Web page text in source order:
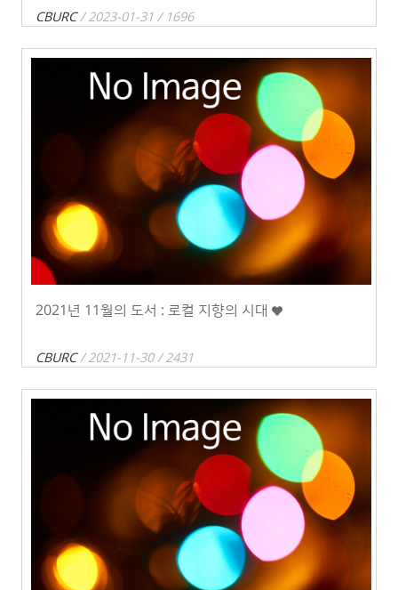
CBURC/ 2023-01-31 / 1696
2021년 11월의 도서 : 로컬 지향의 시대
CBURC/ 2021-11-30 / 2431